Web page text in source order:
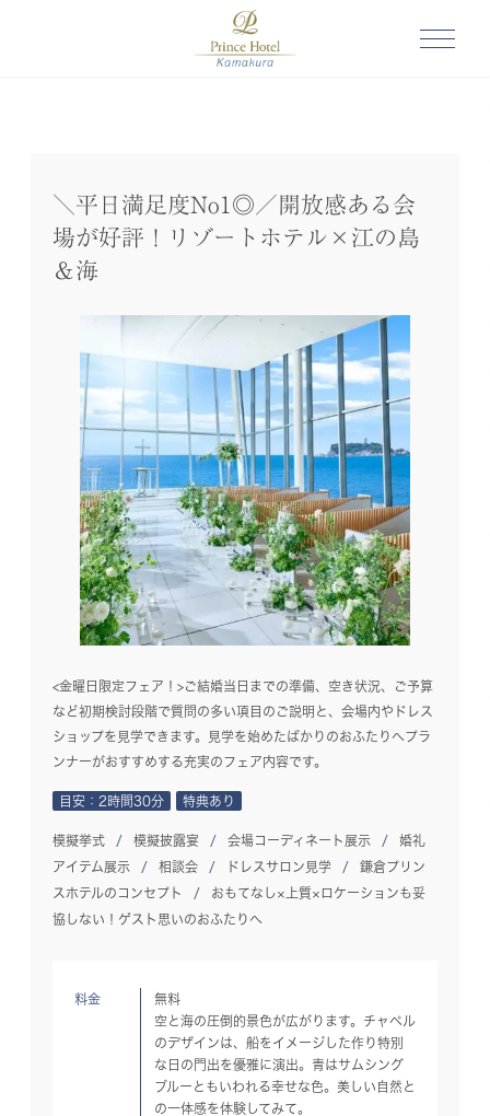
＼平日満足度No1◎／開放感ある会
場が好評！リゾートホテル×江の島
＆海
<金曜日限定フェア！>ご結婚当日までの準備、空き状況、ご予算
など初期検討段階で質問の多い項目のご説明と、会場内やドレス
ショップを見学できます。見学を始めたばかりのおふたりへプラ
ンナーがおすすめする充実のフェア内容です。
目安：2時間30分 特典あり
模擬挙式 模擬披露宴 会場コーディネート展示
婚礼
アイテム展示
相談会 ドレスサロン見学
鎌倉プリン
スホテルのコンセプト
おもてなし×上質×ロケーションも妥
協しない！ゲスト思いのおふたりへ
料金
無料
空と海の圧倒的景色が広がります。チャペル
のデザインは、船をイメージした作り特別
な日の門出を優雅に演出。青はサムシング
ブルーともいわれる幸せな色。美しい自然と
の一体感を体験してみて。